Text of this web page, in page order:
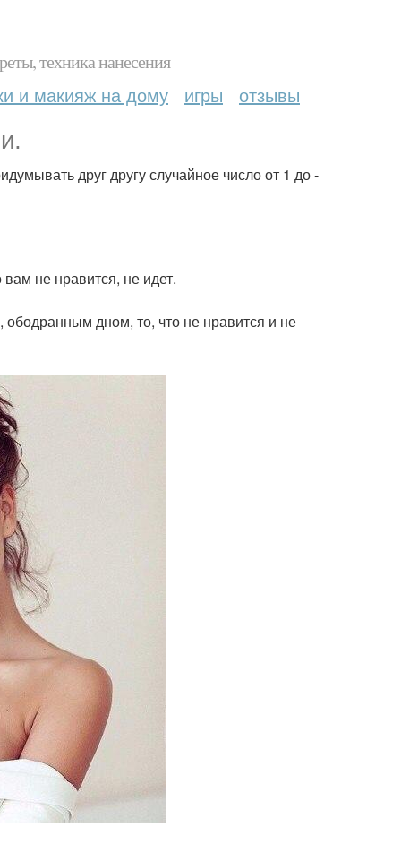
техника нанесения
и макияж на дому игры отзывы
друг другу случайное число от 1 до -
не нравится, не идет.
дном, то, что не нравится и не